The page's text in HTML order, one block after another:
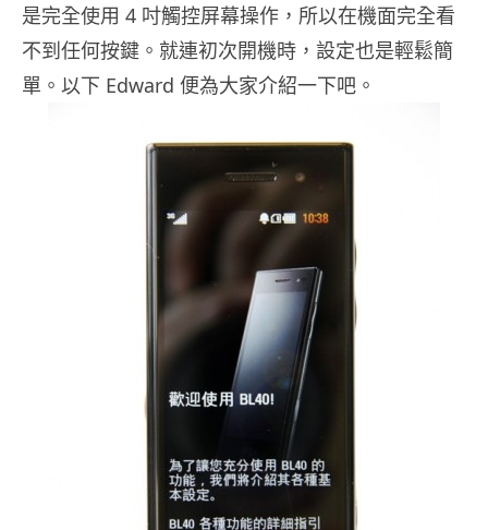
是完全使用 4 吋觸控屏幕操作，所以在機面完全看
不到任何按鍵。就連初次開機時，設定也是輕鬆簡
單。以下 Edward 便為大家介紹一下吧。